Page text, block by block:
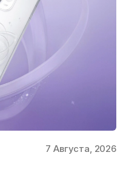
7 Августа, 2026